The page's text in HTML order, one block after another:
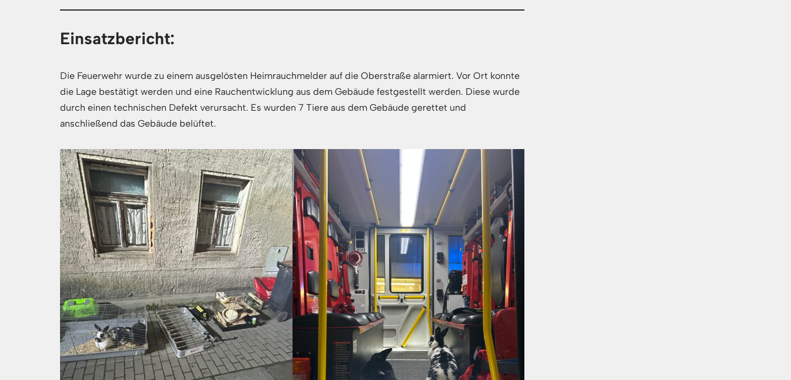
Einsatzbericht:
Die Feuerwehr wurde zu einem ausgelösten Heimrauchmelder auf die Oberstraße alarmiert. Vor Ort konnte
die Lage bestätigt werden und eine Rauchentwicklung aus dem Gebäude festgestellt werden. Diese wurde
durch einen technischen Defekt verursacht. Es wurden 7 Tiere aus dem Gebäude gerettet und
anschließend das Gebäude belüftet.